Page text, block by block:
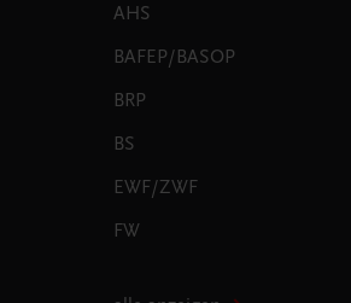
AHS
BAFEP/BASOP
BRP
BS
EWF/ZWF
FW